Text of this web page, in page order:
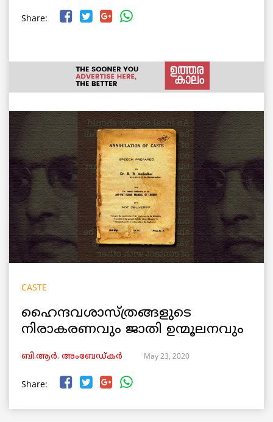
Share:
CASTE
ഹൈന്ദവശാസ്ത്രങ്ങളുടെ
നിരാകരണവും ജാതി ഉന്മൂലനവും
ബി.ആർ. അംബേഡ്കർ May 23, 2020
Share: